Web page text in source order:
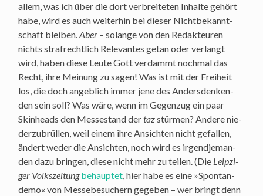
allem, was ich über die dort ver­brei­te­ten Inhal­te gehört
habe, wird es auch wei­ter­hin bei die­ser Nicht­be­kannt­
schaft blei­ben.Aber – solan­ge von den Redak­teu­ren
nichts straf­recht­lich Rele­van­tes getan oder ver­langt
wird, haben die­se Leu­te Gott ver­dammt noch­mal das
Recht, ihre Mei­nung zu sagen! Was ist mit der Frei­heit
los, die doch angeb­lich immer jene des Anders­den­ken­
den sein soll? Was wäre, wenn im Gegen­zug ein paar
Skin­heads den Mes­se­stand dertazstür­men? Ande­re nie­
der­zu­brül­len, weil einem ihre Ansich­ten nicht gefal­len,
ändert weder die Ansich­ten, noch wird es irgend­je­man­
den dazu brin­gen, die­se nicht mehr zu tei­len. (Die Leip­zi­
ger Volks­zei­tungbehaup­tet, hier habe es eine »Spon­tan­
de­mo« von Mes­se­be­su­chern gege­ben – wer bringt denn